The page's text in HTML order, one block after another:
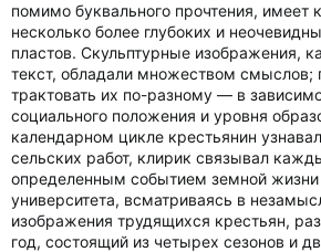
помимо буквального прочтения, имеет
несколько более глубоких и
пластов. Скульптурные изображения,
текст, обладали множеством смыслов;
трактовать их по-разному — в
социального положения и уровня
календарном цикле крестьянин
сельских работ, клирик связывал
определенным событием земной
университета, всматриваясь в
изображения трудящихся крестьян,
год, состоящий из четырех сезонов и